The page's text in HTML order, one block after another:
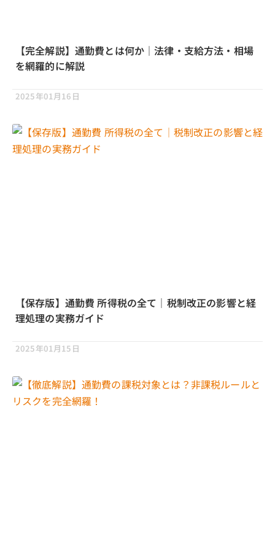
【完全解説】通勤費とは何か｜法律・支給方法・相場
を網羅的に解説
2025年01月16日
【保存版】通勤費 所得税の全て｜税制改正の影響と経
理処理の実務ガイド
2025年01月15日